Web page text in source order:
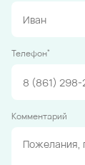
Телефон*
Комментарий